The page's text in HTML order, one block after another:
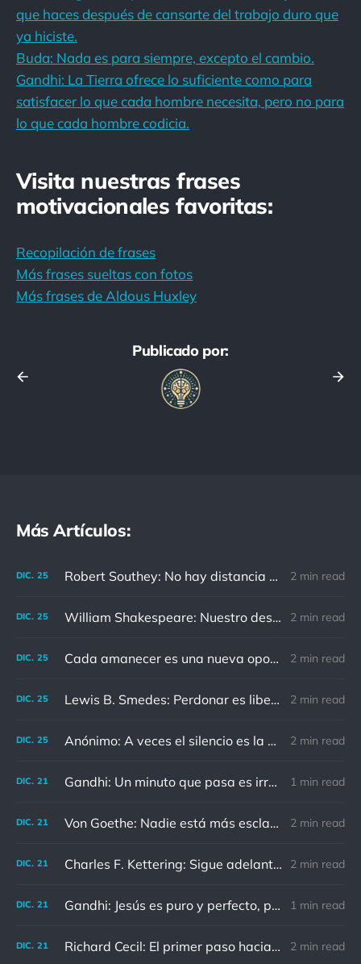
que haces después de cansarte del trabajo duro que
ya hiciste.
Buda: Nada es para siempre, excepto el cambio.
Gandhi: La Tierra ofrece lo suficiente como para
satisfacer lo que cada hombre necesita, pero no para
lo que cada hombre codicia.
Visita nuestras frases
motivacionales favoritas:
Recopilación de frases
Más frases sueltas con fotos
Más frases de Aldous Huxley
Publicado por:
Más Artículos:
DIC. 25 Robert Southey: No hay distancia o tiempo que pueda disminuir la amistad de aquellos que están completamente convencidos del valor del otro 2 min read
DIC. 25 William Shakespeare: Nuestro destino está en las estrellas, así que levantemos nuestros ojos al cielo 2 min read
DIC. 25 Cada amanecer es una nueva oportunidad 2 min read
DIC. 25 Lewis B. Smedes: Perdonar es liberar a un prisionero y descubrir que el prisionero eras tú 2 min read
DIC. 25 Anónimo: A veces el silencio es la mejor respuesta 2 min read
DIC. 21 Gandhi: Un minuto que pasa es irrecuperable. Conociendo esto, ¿cómo podemos malgastar tantas horas? 1 min read
DIC. 21 Von Goethe: Nadie está más esclavizado que aquellos que falsamente creen que son libres. 2 min read
DIC. 21 Charles F. Kettering: Sigue adelante, y es probable que tropieces con algo, tal vez cuando menos lo esperes. Nunca he escuchado hablar de alguien algu 2 min read
DIC. 21 Gandhi: Jesús es puro y perfecto, pero vosotros los cristianos no sois como él. 1 min read
DIC. 21 Richard Cecil: El primer paso hacia el conocimiento es saber que somos ignorantes. 2 min read